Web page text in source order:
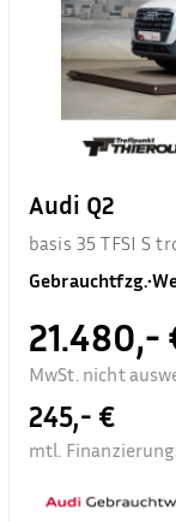
Audi Q2
basis 35 TFSI S
Gebrauchtfzg.•
21.480,-
MwSt. nicht
245,- €
mtl.